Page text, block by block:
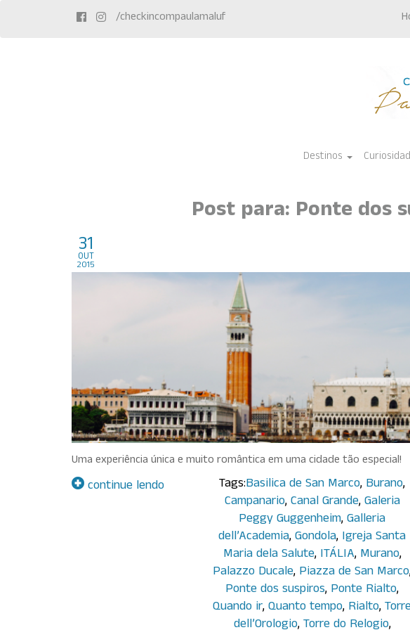
/checkincompaulamaluf
Destinos
Post para: Ponte dos
31
out
2015
Uma experiência única e muito romântica em uma cidade tão especial!
continue lendo Tags:Basilica de San Marco, Burano,
Campanario, Canal Grande, Galeria
Peggy Guggenheim, Galleria
dell’Academia, Gondola, Igreja Santa
Maria dela Salute, ITÁLIA, Murano,
Palazzo Ducale, Piazza de San Marco
Ponte dos suspiros, Ponte Rialto,
Quando ir, Quanto tempo, Rialto, Torre
dell’Orologio, Torre do Relogio,